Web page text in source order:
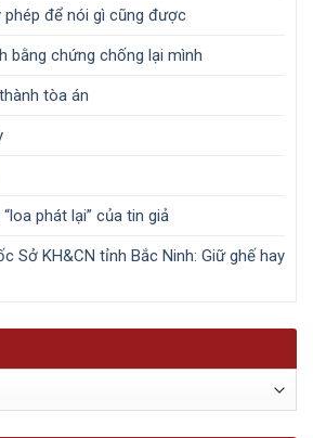
phép để nói gì cũng được
bằng chứng chống lại mình
tòa án
phát lại” của tin giả
Sở KH&CN tỉnh Bắc Ninh: Giữ ghế hay